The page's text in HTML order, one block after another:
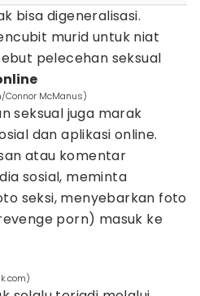
bisa digeneralisasi.
murid untuk niat
pelecehan seksual
Connor McManus)
seksual juga marak
dan aplikasi online.
atau komentar
sosial, meminta
seksi, menyebarkan foto
porn) masuk ke